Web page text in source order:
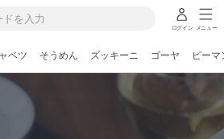
ログイン メニュー
ベツ そうめん ズッキーニ ゴーヤ ピーマ